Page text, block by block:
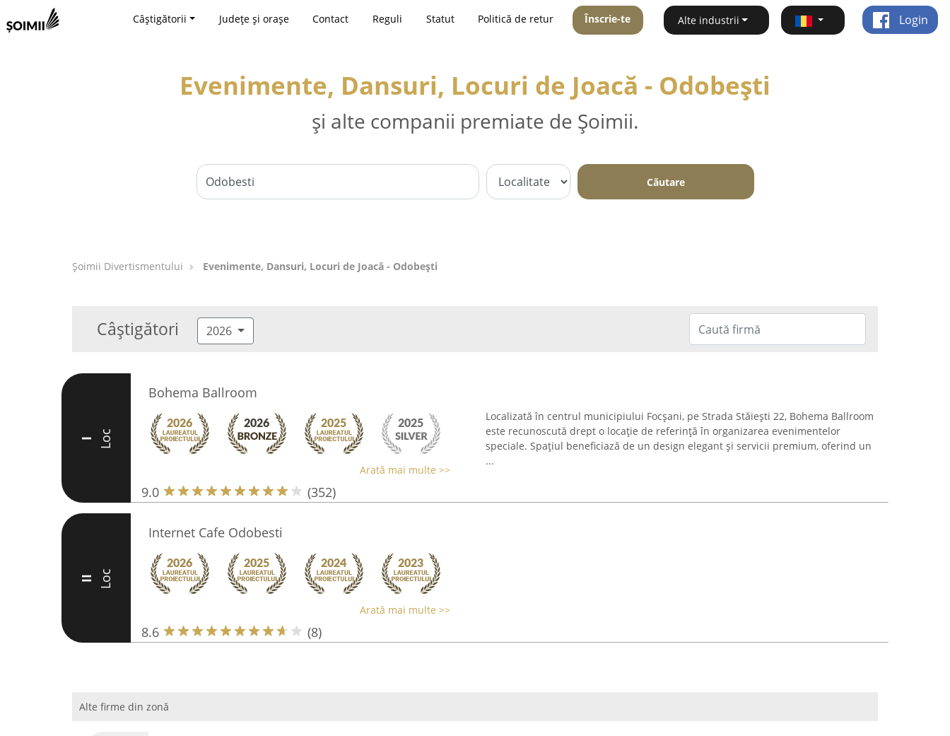
Câștigătorii Județe și orașe Contact Reguli Statut Politică de retur Înscrie-te Alte industrii Login
Evenimente, Dansuri, Locuri de Joacă - Odobeşti
și alte companii premiate de Șoimii.
Căutare
Şoimii Divertismentului Evenimente, Dansuri, Locuri de Joacă - Odobeşti
Câștigători 2026
I Loc
Bohema Ballroom
Arată mai multe >>
9.0 (352)
Localizată în centrul municipiului Focșani, pe Strada Stăiești 22, Bohema Ballroom
este recunoscută drept o locație de referință în organizarea evenimentelor
speciale. Spațiul beneficiază de un design elegant și servicii premium, oferind un
...
II Loc
Internet Cafe Odobesti
Arată mai multe >>
8.6 (8)
Alte firme din zonă